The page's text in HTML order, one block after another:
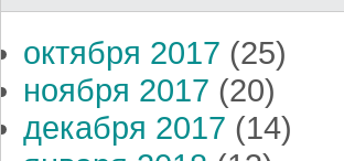
октября 2017 (25)
ноября 2017 (20)
декабря 2017 (14)